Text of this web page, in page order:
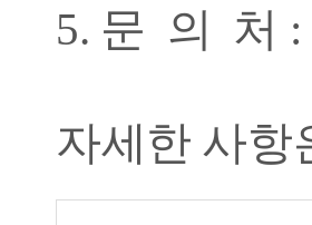
5. 문 의 처 :
자세한 사항